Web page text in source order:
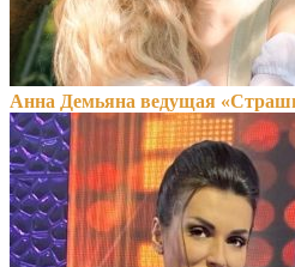
Анна Демьяна ведущая